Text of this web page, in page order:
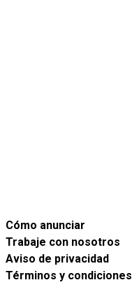
Cómo anunciar
Trabaje con nosotros
Aviso de privacidad
Términos y condiciones